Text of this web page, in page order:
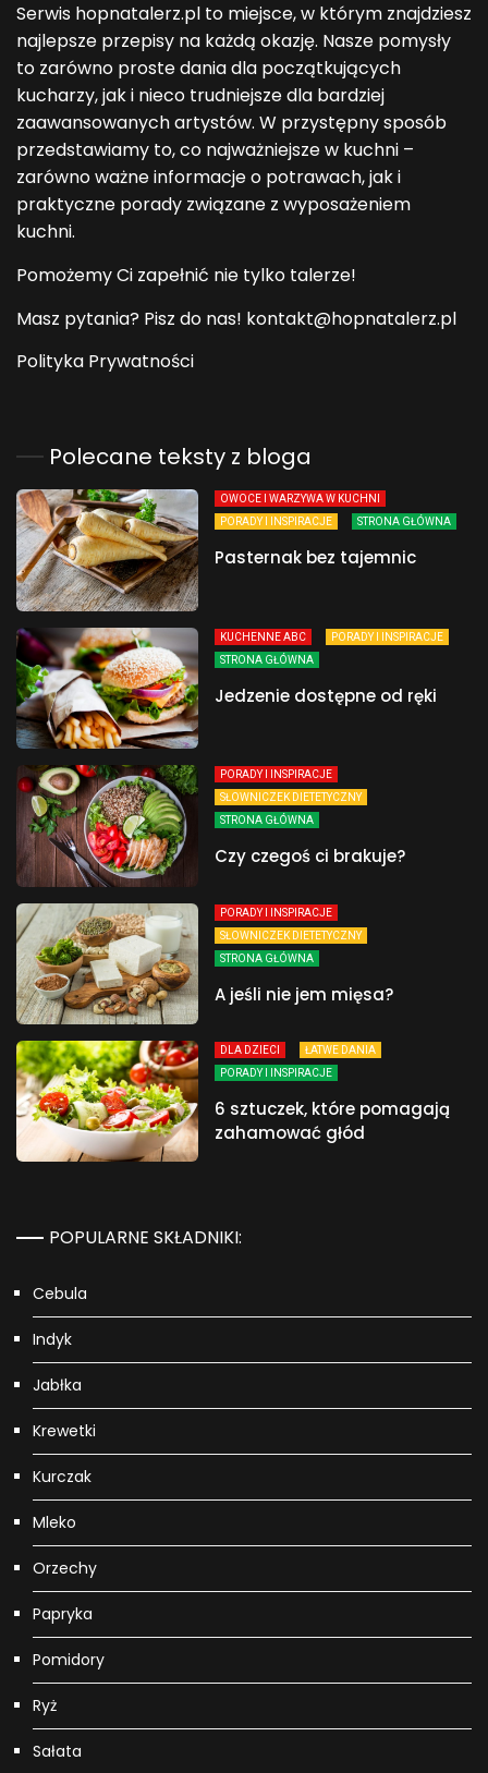
Serwis hopnatalerz.pl to miejsce, w którym znajdziesz
najlepsze przepisy na każdą okazję. Nasze pomysły
to zarówno proste dania dla początkujących
kucharzy, jak i nieco trudniejsze dla bardziej
zaawansowanych artystów. W przystępny sposób
przedstawiamy to, co najważniejsze w kuchni –
zarówno ważne informacje o potrawach, jak i
praktyczne porady związane z wyposażeniem
kuchni.
Pomożemy Ci zapełnić nie tylko talerze!
Masz pytania? Pisz do nas! kontakt@hopnatalerz.pl
Polityka Prywatności
Polecane teksty z bloga
OWOCE I WARZYWA W KUCHNI
PORADY I INSPIRACJE
STRONA GŁÓWNA
Pasternak bez tajemnic
KUCHENNE ABC
PORADY I INSPIRACJE
STRONA GŁÓWNA
Jedzenie dostępne od ręki
PORADY I INSPIRACJE
SŁOWNICZEK DIETETYCZNY
STRONA GŁÓWNA
Czy czegoś ci brakuje?
PORADY I INSPIRACJE
SŁOWNICZEK DIETETYCZNY
STRONA GŁÓWNA
A jeśli nie jem mięsa?
DLA DZIECI
ŁATWE DANIA
PORADY I INSPIRACJE
6 sztuczek, które pomagają
zahamować głód
POPULARNE SKŁADNIKI:
Cebula
Indyk
Jabłka
Krewetki
Kurczak
Mleko
Orzechy
Papryka
Pomidory
Ryż
Sałata